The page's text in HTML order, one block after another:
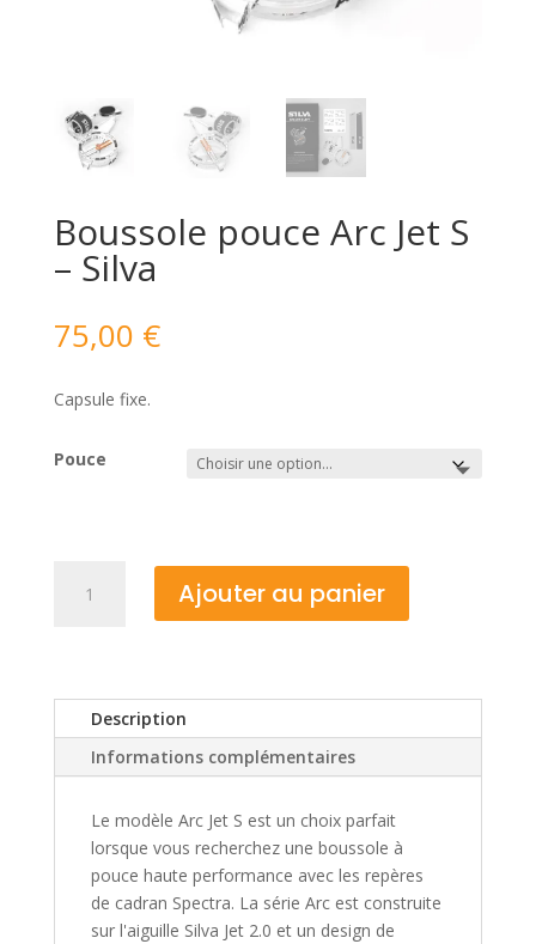
Boussole pouce Arc Jet S
– Silva
75,00 €
Capsule fixe.
Pouce
S
Ajouter au panier
Description
Informations complémentaires
Le modèle Arc Jet S est un choix parfait
lorsque vous recherchez une boussole à
pouce haute performance avec les repères
de cadran Spectra. La série Arc est construite
sur l'aiguille Silva Jet 2.0 et un design de